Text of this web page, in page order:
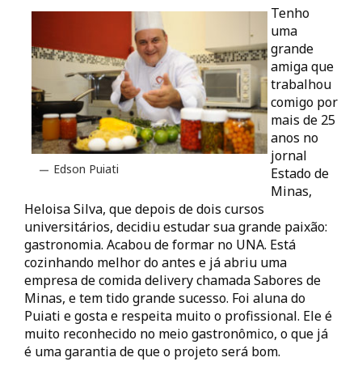
Edson Puiati
Tenho
uma
grande
amiga que
trabalhou
comigo por
mais de 25
anos no
jornal
Estado de
Minas,
Heloisa Silva, que depois de dois cursos
universitários, decidiu estudar sua grande paixão:
gastronomia. Acabou de formar no UNA. Está
cozinhando melhor do antes e já abriu uma
empresa de comida delivery chamada Sabores de
Minas, e tem tido grande sucesso. Foi aluna do
Puiati e gosta e respeita muito o profissional. Ele é
muito reconhecido no meio gastronômico, o que já
é uma garantia de que o projeto será bom.